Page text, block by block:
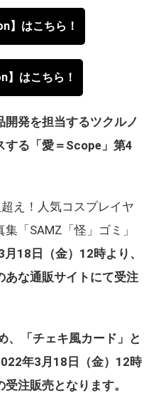
】はこちら！
】はこちら！
開発を担当するツクルノ
する「愛＝Scope」第4
え！人気コスプレイヤ
「SAMZ「怪」ゴミ」
18日（金）12時より、
あな通販サイトにて受注
、「チェキ風カード」と
年3月18日（金）12時
注販売となります。